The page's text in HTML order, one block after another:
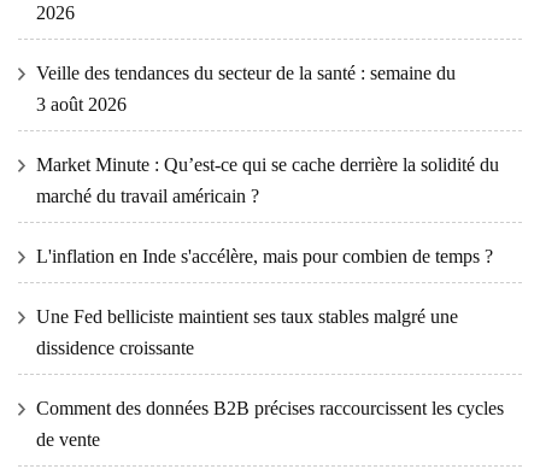
2026
Veille des tendances du secteur de la santé : semaine du
3 août 2026
Market Minute : Qu’est-ce qui se cache derrière la solidité du
marché du travail américain ?
L'inflation en Inde s'accélère, mais pour combien de temps ?
Une Fed belliciste maintient ses taux stables malgré une
dissidence croissante
Comment des données B2B précises raccourcissent les cycles
de vente